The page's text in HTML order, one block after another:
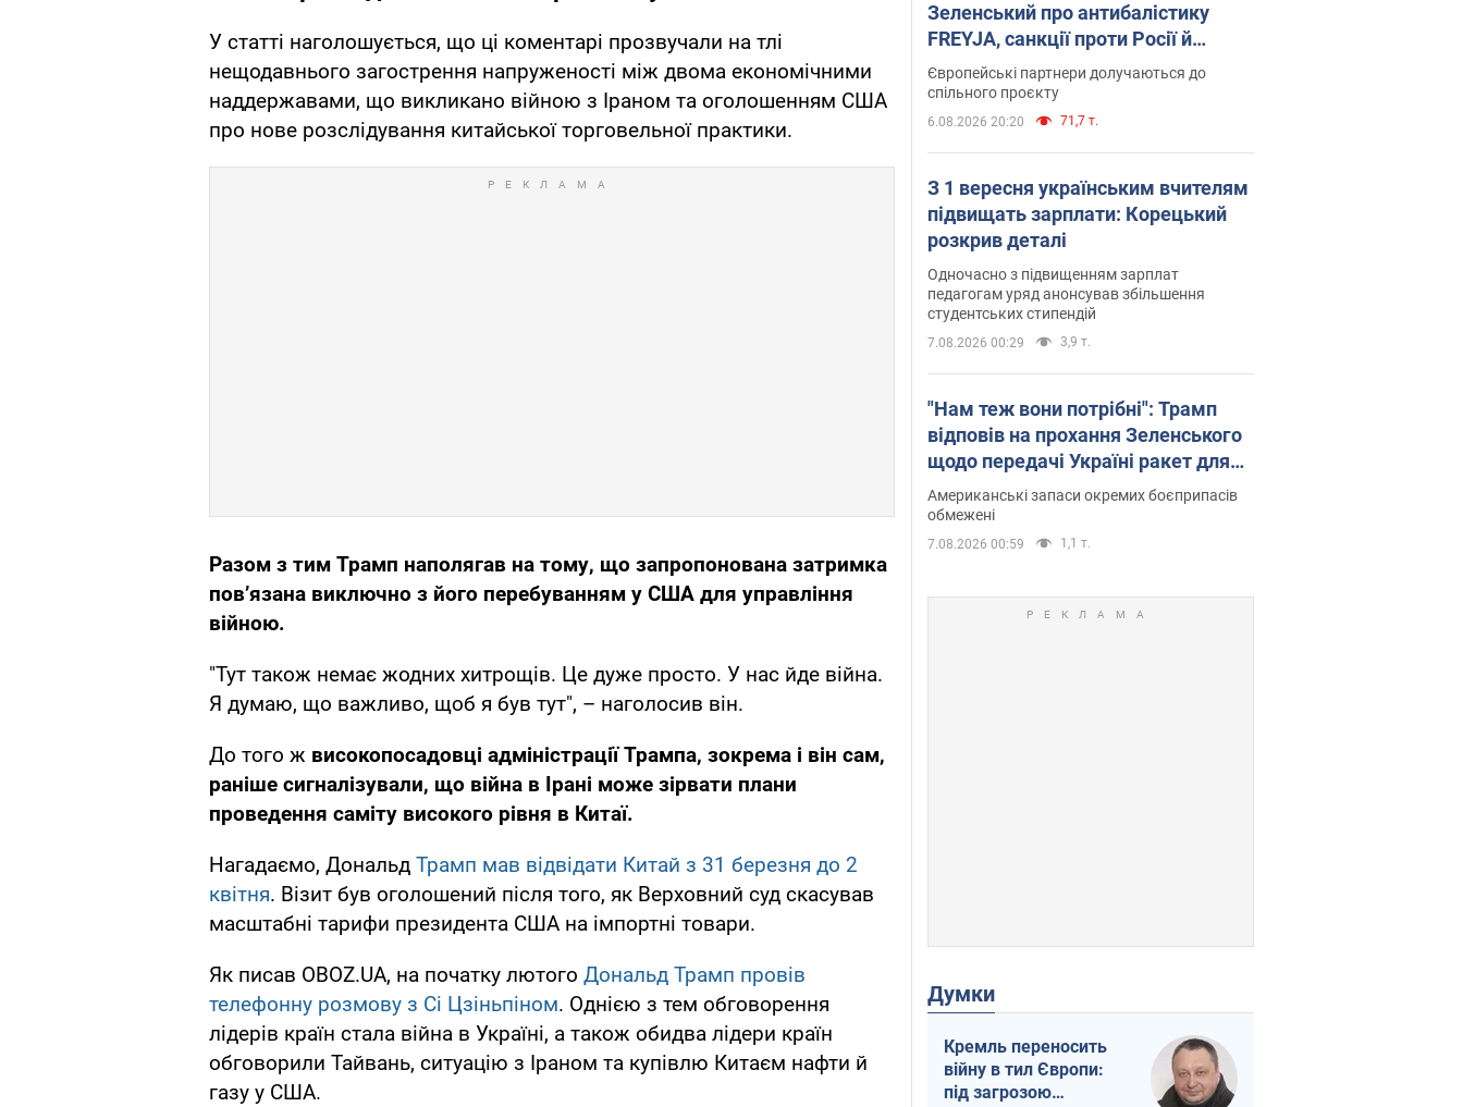
У статті наголошується, що ці коментарі прозвучали на тлі
нещодавнього загострення напруженості між двома економічними
наддержавами, що викликано війною з Іраном та оголошенням США
про нове розслідування китайської торговельної практики.
Разом з тим Трамп наполягав на тому, що запропонована затримка
пов’язана виключно з його перебуванням у США для управління
війною.
"Тут також немає жодних хитрощів. Це дуже просто. У нас йде війна.
Я думаю, що важливо, щоб я був тут", – наголосив він.
До того ж високопосадовці адміністрації Трампа, зокрема і він сам,
раніше сигналізували, що війна в Ірані може зірвати плани
проведення саміту високого рівня в Китаї.
Нагадаємо, Дональд Трамп мав відвідати Китай з 31 березня до 2
квітня. Візит був оголошений після того, як Верховний суд скасував
масштабні тарифи президента США на імпортні товари.
Як писав OBOZ.UA, на початку лютого Дональд Трамп провів
телефонну розмову з Сі Цзіньпіном. Однією з тем обговорення
лідерів країн стала війна в Україні, а також обидва лідери країн
обговорили Тайвань, ситуацію з Іраном та купівлю Китаєм нафти й
газу у США.
Зеленський про антибалістику
FREYJA, санкції проти Росії й
підтримку аграріїв. Відео
Європейські партнери долучаються до
спільного проєкту
6.08.2026 20:20 71,7 т.
З 1 вересня українським вчителям
підвищать зарплати: Корецький
розкрив деталі
Одночасно з підвищенням зарплат
педагогам уряд анонсував збільшення
студентських стипендій
7.08.2026 00:29 3,9 т.
"Нам теж вони потрібні": Трамп
відповів на прохання Зеленського
щодо передачі Україні ракет для
Patriot
Американські запаси окремих боєприпасів
обмежені
7.08.2026 00:59 1,1 т.
Думки
Кремль переносить
війну в тил Європи:
під загрозою